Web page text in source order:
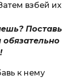
взбей их
Поставь
к нему